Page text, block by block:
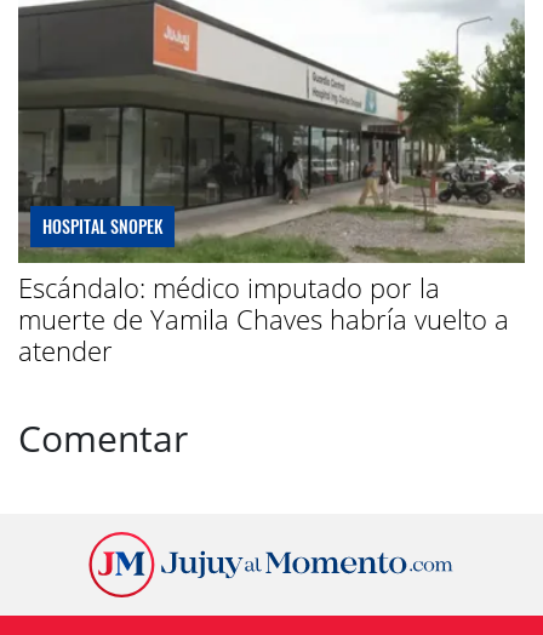
HOSPITAL SNOPEK
Escándalo: médico imputado por la
muerte de Yamila Chaves habría vuelto a
atender
Comentar